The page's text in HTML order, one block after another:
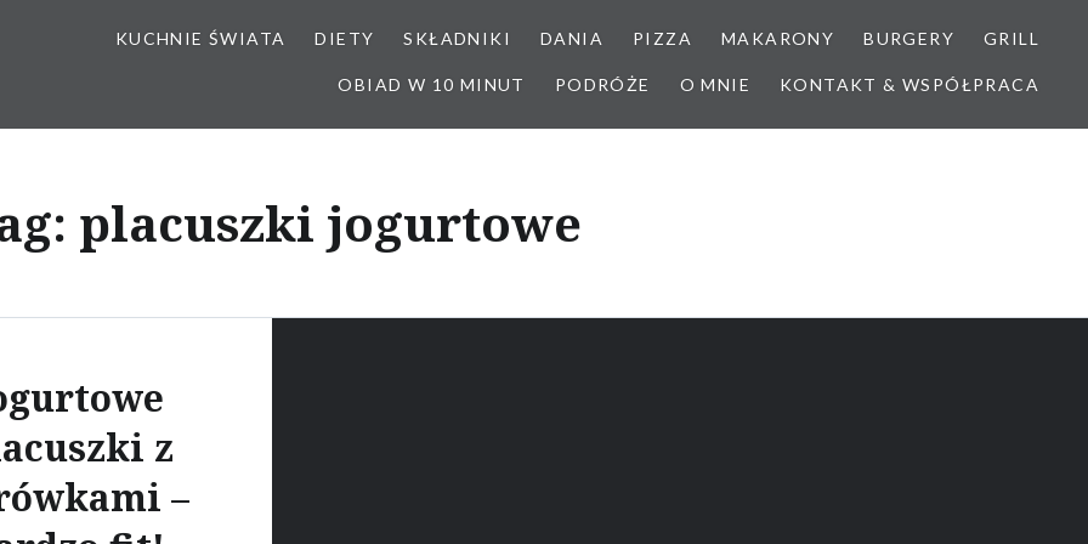
KUCHNIE ŚWIATA DIETY SKŁADNIKI DANIA PIZZA MAKARONY BURGERY GRILL
OBIAD W 10 MINUT PODRÓŻE O MNIE KONTAKT & WSPÓŁPRACA
placuszki jogurtowe
z
–